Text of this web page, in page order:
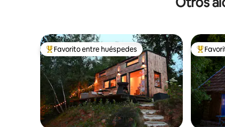
Favorito entre huéspedes preferido
Favorito entre huéspedes